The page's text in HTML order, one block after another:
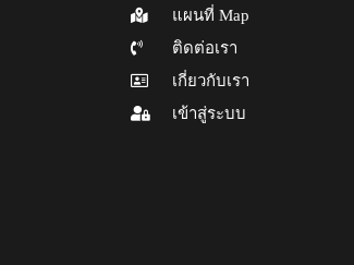
แผนที่ Map
ติดต่อเรา
เกี่ยวกับเรา
เข้าสู่ระบบ